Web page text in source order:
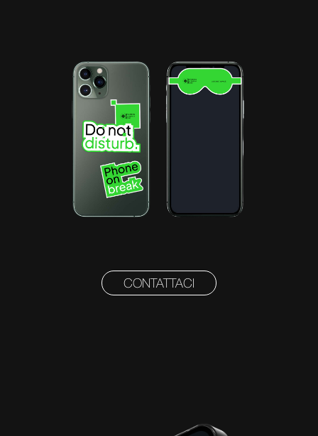
CONTATTACI